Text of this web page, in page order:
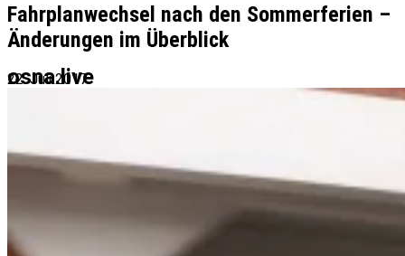
osna.live
Fahrplanwechsel nach den Sommerferien –
Änderungen im Überblick
22. Juli 2017